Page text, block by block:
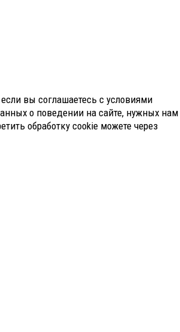
вы соглашаетесь с условиями
о поведении на сайте, нужных нам
обработку cookie можете через